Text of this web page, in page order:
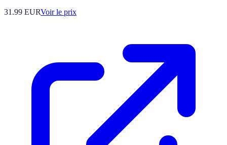
31.99 EURVoir le prix